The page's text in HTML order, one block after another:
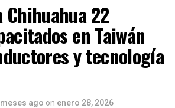
Chihuahua 22
en Taiwán
y tecnología
ago on enero 28, 2026